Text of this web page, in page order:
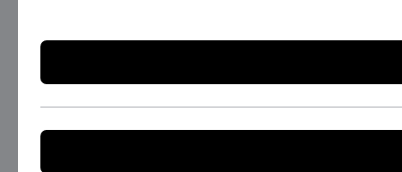
der
Publikationen
Monographien